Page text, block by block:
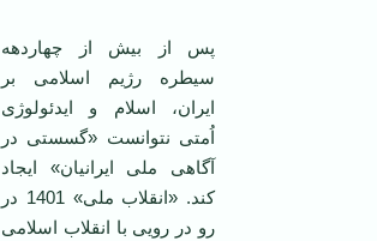
پس از بیش از چهاردهه
سیطره رژیم اسلامی بر
ایران، اسلام و ایدئولوژی
اُمتی نتوانست «گسستی در
آگاهی ملی ایرانیان» ایجاد
کند. «انقلاب ملی» 1401 در
رو در رویی با انقلاب اسلامی